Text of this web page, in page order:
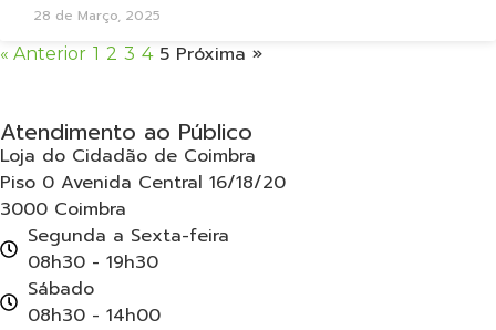
28 de Março, 2025
« Anterior 1 2 3 4 5 Próxima »
Atendimento ao Público
Loja do Cidadão de Coimbra
Piso 0 Avenida Central 16/18/20
3000 Coimbra
Segunda a Sexta-feira
08h30 - 19h30
Sábado
08h30 - 14h00